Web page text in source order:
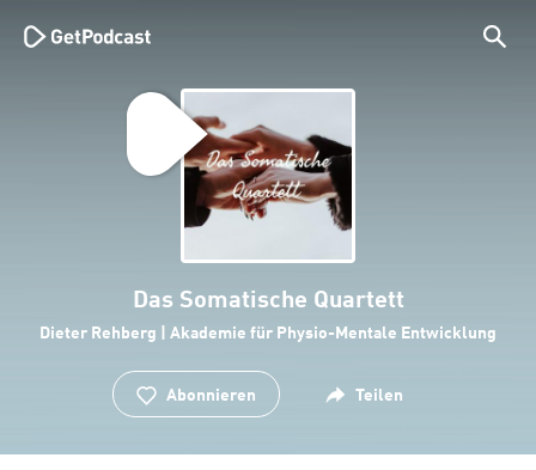
Das Somatische Quartett
Dieter Rehberg | Akademie für Physio-Mentale Entwicklung
Abonnieren Teilen